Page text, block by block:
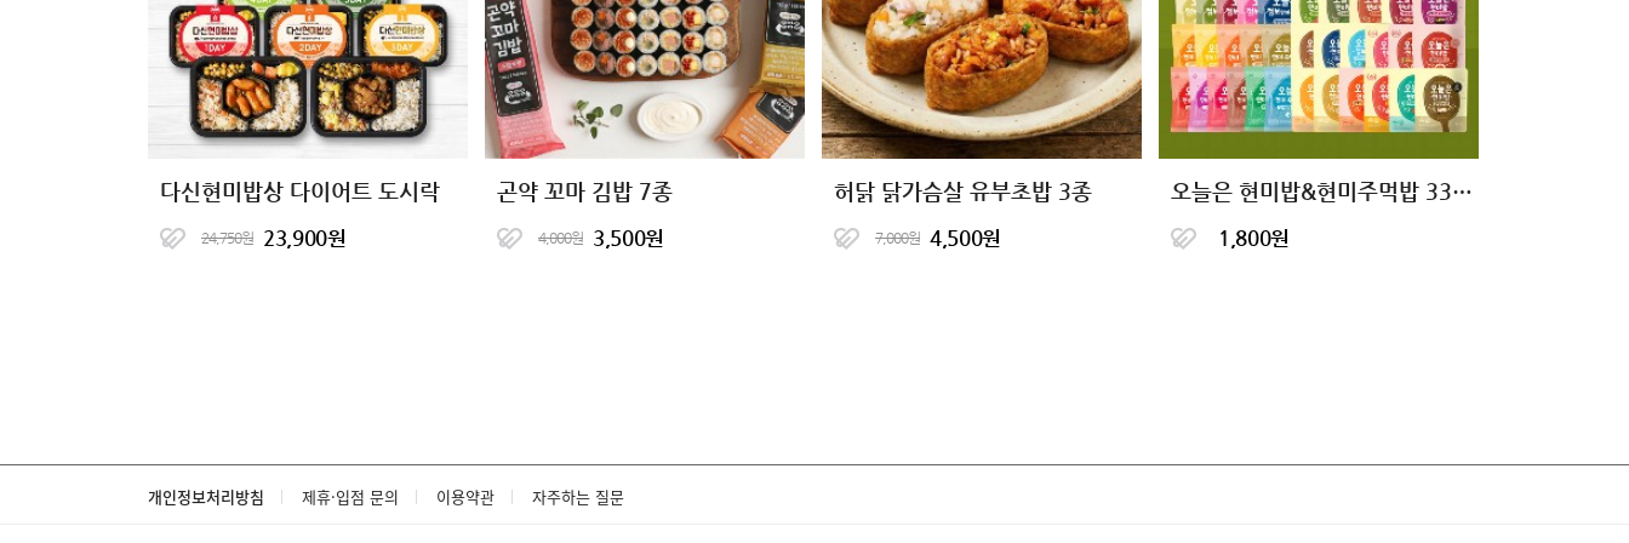
다신현미밥상 다이어트 도시락
24,750원 23,900원
곤약 꼬마 김밥 7종
4,000원 3,500원
허닭 닭가슴살 유부초밥 3종
7,000원 4,500원
오늘은 현미밥&현미주먹밥 33종 1팩 골라담기
1,800원
개인정보처리방침 제휴·입점 문의 이용약관 자주하는 질문